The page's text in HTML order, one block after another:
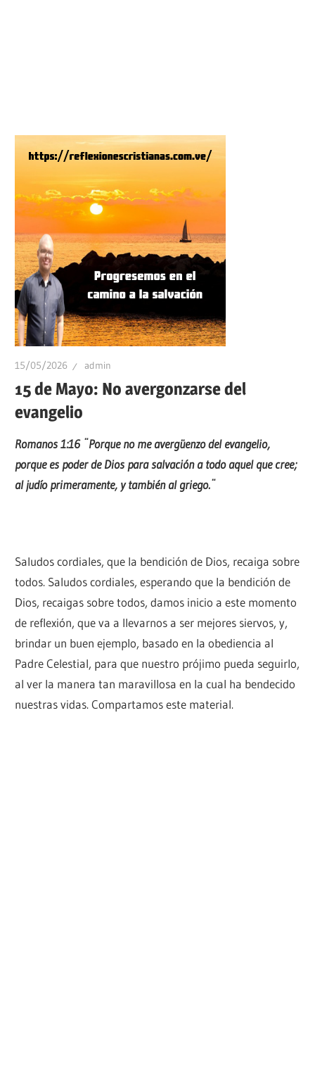
15/05/2026 admin
15 de Mayo: No avergonzarse del
evangelio
Romanos 1:16 ¨Porque no me avergüenzo del evangelio,
porque es poder de Dios para salvación a todo aquel que cree;
al judío primeramente, y también al griego.¨
Saludos cordiales, que la bendición de Dios, recaiga sobre
todos. Saludos cordiales, esperando que la bendición de
Dios, recaigas sobre todos, damos inicio a este momento
de reflexión, que va a llevarnos a ser mejores siervos, y,
brindar un buen ejemplo, basado en la obediencia al
Padre Celestial, para que nuestro prójimo pueda seguirlo,
al ver la manera tan maravillosa en la cual ha bendecido
nuestras vidas. Compartamos este material.